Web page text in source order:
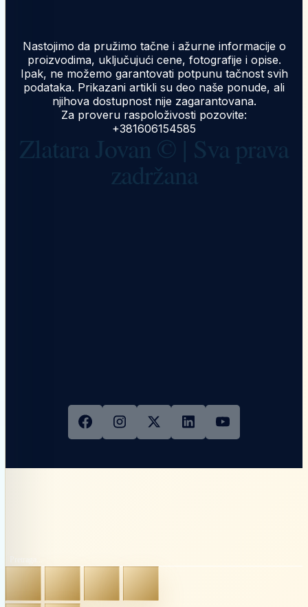
Nastojimo da pružimo tačne i ažurne informacije o
proizvodima, uključujući cene, fotografije i opise.
Ipak, ne možemo garantovati potpunu tačnost svih
podataka. Prikazani artikli su deo naše ponude, ali
njihova dostupnost nije zagarantovana.
Za proveru raspoloživosti pozovite:
+381606154585
Zlatara Jovan © | Sva prava
zadržana